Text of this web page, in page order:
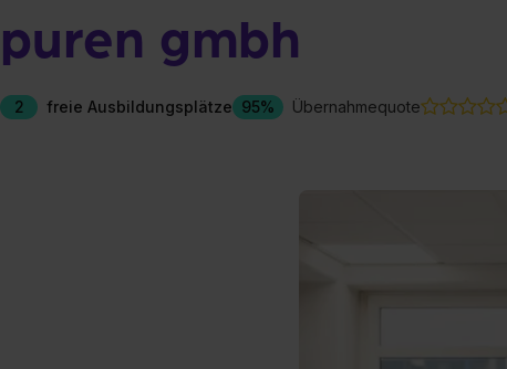
puren gmbh
2 freie Ausbildungsplätze 95% Übernahmequote